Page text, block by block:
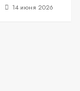
14 июня 2026